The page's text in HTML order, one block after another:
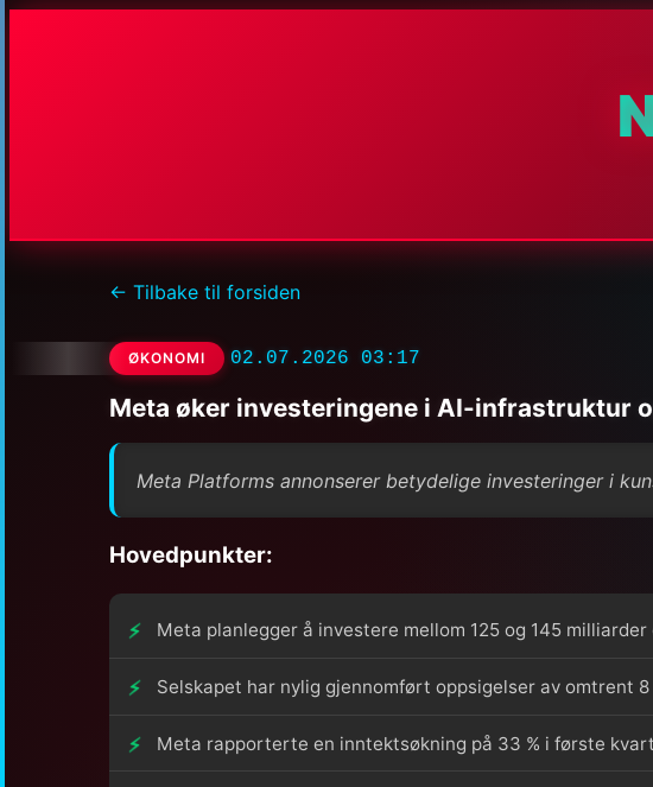
← Tilbake til forsiden
ØKONOMI 02.07.2026 03:17
Meta øker investeringene i AI-infrastruktur
Meta Platforms annonserer betydelige investeringer i
Hovedpunkter:
Meta planlegger å investere mellom 125 og 145
Selskapet har nylig gjennomført oppsigelser av omtrent
Meta rapporterte en inntektsøkning på 33 % i første